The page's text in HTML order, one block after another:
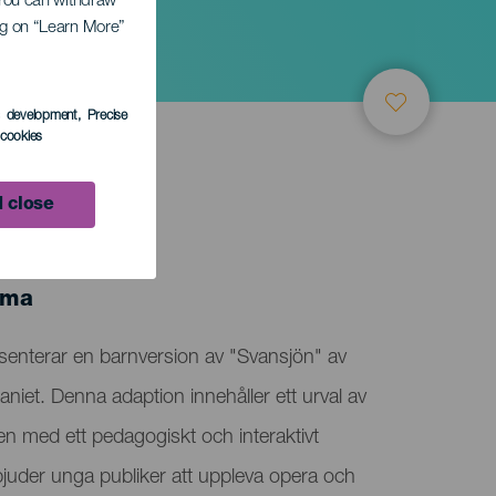
on “Learn More”
development, Precise
close
en barnversion av "Svansjön" av
Denna adaption innehåller ett urval av
med ett pedagogiskt och interaktivt
unga publiker att uppleva opera och